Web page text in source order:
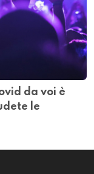
da voi è
le